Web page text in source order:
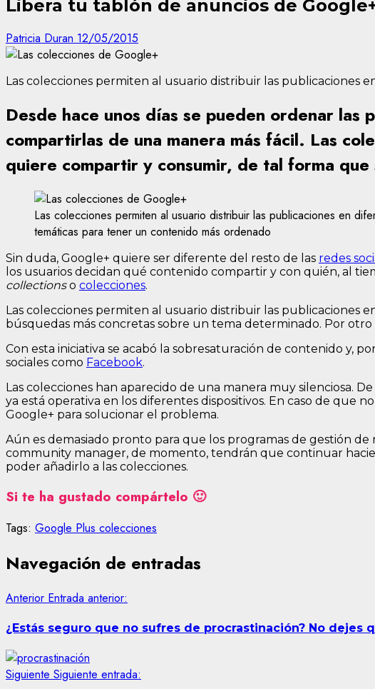
Libera tu tablón de anuncios de
Patricia Duran 12/05/2015
Las colecciones permiten al usuario distribuir las publicaciones
Desde hace unos días se pueden ordenar
compartirlas de una manera más fácil. Las
quiere compartir y consumir, de tal forma
Las colecciones permiten al usuario distribuir las publicaciones en
temáticas para tener un contenido más ordenado
Sin duda, Google+ quiere ser diferente del resto de las redes
los usuarios decidan qué contenido compartir y con quién, al
collectionso colecciones.
Las colecciones permiten al usuario distribuir las publicaciones
búsquedas más concretas sobre un tema determinado. Por
Con esta iniciativa se acabó la sobresaturación de contenido y,
sociales como Facebook.
Las colecciones han aparecido de una manera muy silenciosa.
ya está operativa en los diferentes dispositivos. En caso de que
Google+ para solucionar el problema.
Aún es demasiado pronto para que los programas de gestión de
community manager, de momento, tendrán que continuar
poder añadirlo a las colecciones.
Si te ha gustado compártelo 🙂
Tags: Google Plus colecciones
Navegación de entradas
Anterior Entrada anterior:
¿Estás seguro que no sufres de procrastinación? No dejes
Siguiente Siguiente entrada: